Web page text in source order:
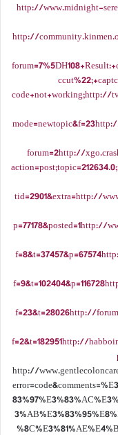
http://www.midnight-
http://
code+not+working;http://
forum=2http://
tid=2901&extra=http://
p=77178&posted=1http://
f=23&t=28026http://
f=2&t=182951http://
http://